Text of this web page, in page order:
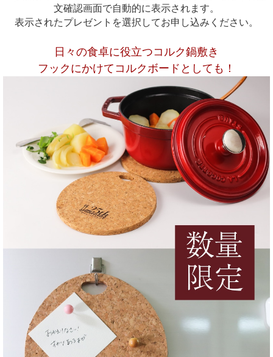
文確認画面で自動的に表示されます。
表示されたプレゼントを選択してお申し込みください。
日々の食卓に役立つコルク鍋敷き
フックにかけてコルクボードとしても！